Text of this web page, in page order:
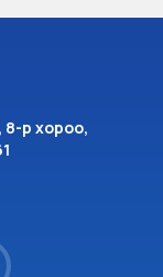
8-р хороо,